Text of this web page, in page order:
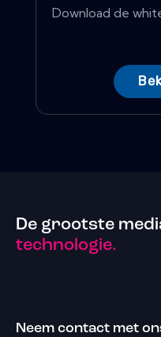
Download de
De grootste
technologie.
Neem contact met